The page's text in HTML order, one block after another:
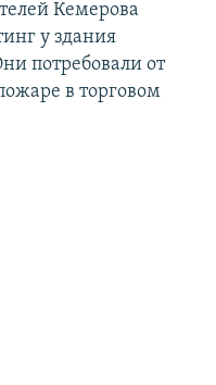
Кемерова
у здания
потребовали от
в торговом